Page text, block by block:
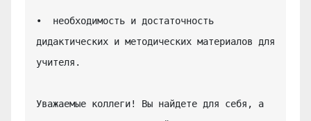
•  необходимость и достаточность
дидактических и методических материалов для
учителя.
Уважаемые коллеги! Вы найдете для себя, а